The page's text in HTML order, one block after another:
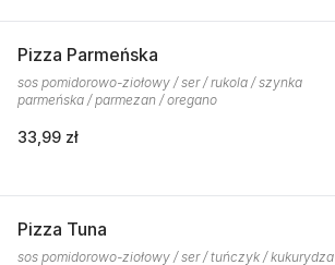
Pizza Parmeńska
sos pomidorowo-ziołowy / ser / rukola / szynka
parmeńska / parmezan / oregano
33,99 zł
Pizza Tuna
sos pomidorowo-ziołowy / ser / tuńczyk / kukurydza